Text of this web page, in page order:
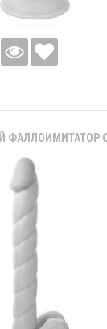
ФАЛЛОИМИТАТОР